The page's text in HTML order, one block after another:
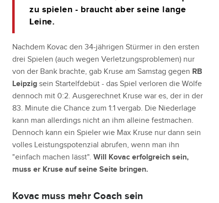
zu spielen - braucht aber seine lange
Leine.
Nachdem Kovac den 34-jährigen Stürmer in den ersten
drei Spielen (auch wegen Verletzungsproblemen) nur
von der Bank brachte, gab Kruse am Samstag gegen RB
Leipzig sein Startelfdebüt - das Spiel verloren die Wölfe
dennoch mit 0:2. Ausgerechnet Kruse war es, der in der
83. Minute die Chance zum 1:1 vergab. Die Niederlage
kann man allerdings nicht an ihm alleine festmachen.
Dennoch kann ein Spieler wie Max Kruse nur dann sein
volles Leistungspotenzial abrufen, wenn man ihn
"einfach machen lässt". Will Kovac erfolgreich sein,
muss er Kruse auf seine Seite bringen.
Kovac muss mehr Coach sein